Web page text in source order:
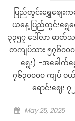
ပြည်တွင်းရွှေစျေ
ယနေ့ ပြည်တွင်းရွှေ
၃၃၅၇ ဒေါ်လာ ဓာ
တကျပ်သား ၅၇၆၀၀၀
ရွေး) -အခေါက်ရွှ
၇၆၃၀၀၀၀ ကျပ် ဝ
ရောင်းဈေး
Posted
May 25, 2025